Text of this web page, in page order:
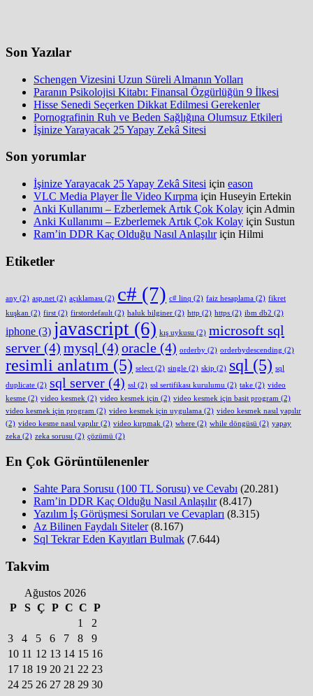
Son Yazılar
Schengen Vizesini Uzun Süreli Almanın Yolları
Paranın Psikolojisi Kitabı: Finansal Özgürlüğün 9 İlkesi
Hisse Senedi Seçerken Dikkat Edilmesi Gerekenler
Pornografinin Ruh ve Beden Sağlığına Olumsuz Etkileri
İşinize Yarayacak 25 Yapay Zekâ Sitesi
Son yorumlar
İşinize Yarayacak 25 Yapay Zekâ Sitesi için eason
VLC Media Player İle Video Kırpma için Huseyin Ertekin
Anki Kullanımı – Ezberlemek Artık Çok Kolay için Admin
Anki Kullanımı – Ezberlemek Artık Çok Kolay için Sustun
Ram’in DDR Kaç Olduğu Nasıl Anlaşılıriçin Hilmi
Etiketler
any (2) asp.net (2) açıklaması (2) c# (7) c# linq (2) faiz hesaplama (2) fikret
kuşkan (2) first (2) firstordefault (2) haluk bilginer (2) http (2) https (2) ibm db2 (2)
iphone (3) javascript (6) kış uykusu (2) microsoft sql
server (4) mysql (4) oracle (4) orderby (2) orderbydescending (2)
resimli anlatım (5) select (2) single (2) skip (2) sql (5) sql
duplicate (2) sql server (4) ssl (2) ssl sertifikası kurulumu (2) take (2) video
kesme (2) video kesmek (2) video kesmek için (2) video kesmek için basit program (2)
video kesmek için program (2) video kesmek için uygulama (2) video kesmek nasıl yapılır
(2) video kesme nasıl yapılır (2) video kırpmak (2) where (2) while döngüsü (2) yapay
zeka (2) zeka sorusu (2) çözümü (2)
En Çok Görüntülenenler
Sahte Para Sorusu (100 TL Sorusu) ve Cevabı (20.281)
Ram’in DDR Kaç Olduğu Nasıl Anlaşılır (8.417)
Yazılım İş Görüşmesi Soruları ve Cevapları (8.315)
Az Bilinen Faydalı Siteler (8.167)
Sql Tekrar Eden Kayıtları Bulmak (7.644)
Takvim
Ağustos 2026
P
S Ç P C C P
1
2
3
4 5 6 7 8
9
10 11 12 13 14 15 16
17 18 19 20 21 22 23
24 25 26 27 28 29 30